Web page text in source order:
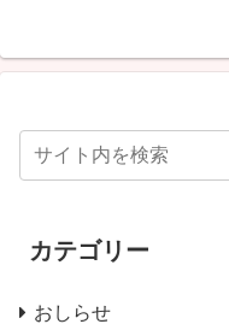
カテゴリー
おしらせ